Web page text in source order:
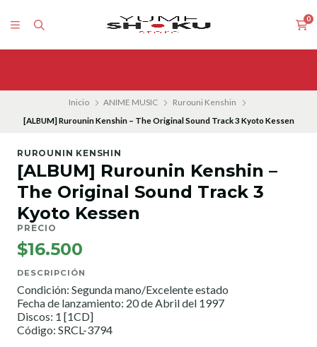
0
Inicio ANIME MUSIC
Rurouni Kenshin
[ALBUM] Rurounin Kenshin – The Original Sound Track 3 Kyoto Kessen
RUROUNIN KENSHIN
[ALBUM] Rurounin Kenshin –
The Original Sound Track 3
Kyoto Kessen
PRECIO
$16.500
DESCRIPCIÓN
Condición: Segunda mano/Excelente estado
Fecha de lanzamiento: 20 de Abril del 1997
Discos: 1 [1CD]
Código: SRCL-3794